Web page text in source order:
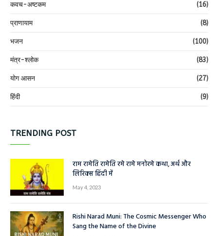
कवच-अष्टकम (16)
प्राणायाम (8)
भजन (100)
मंत्र-श्लोक (83)
योग आसन (27)
हिंदी (9)
TRENDING POST
राम रामेति रामेति रमे रामे मनोरमे कथा, अर्थ और
लिरिक्स हिंदी में
May 4, 2023
Rishi Narad Muni: The Cosmic Messenger Who
Sang the Name of the Divine